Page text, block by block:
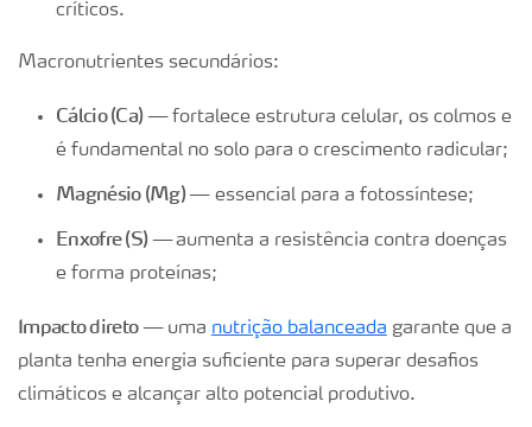
críticos.
Macronutrientes secundários:
Cálcio (Ca) —fortalece estrutura celular, os colmos e
é fundamental no solo para o crescimento radicular;
Magnésio (Mg) —essencial para a fotossíntese;
Enxofre (S) —aumenta a resistência contra doenças
e forma proteínas;
Impacto direto —uma nutrição balanceada garante que a
planta tenha energia suficiente para superar desafios
climáticos e alcançar alto potencial produtivo.